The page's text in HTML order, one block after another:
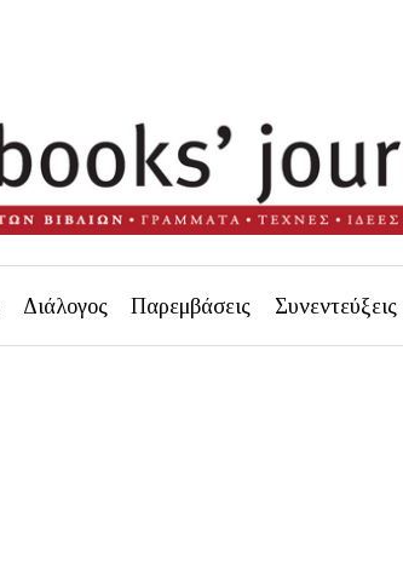
Διάλογος Παρεμβάσεις Συνεντεύξεις